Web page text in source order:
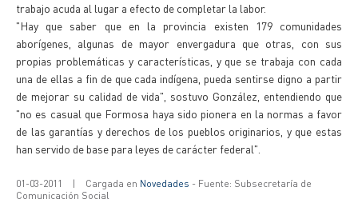
trabajo acuda al lugar a efecto de completar la labor.
"Hay que saber que en la provincia existen 179 comunidades
aborígenes, algunas de mayor envergadura que otras, con sus
propias problemáticas y características, y que se trabaja con cada
una de ellas a fin de que cada indígena, pueda sentirse digno a partir
de mejorar su calidad de vida", sostuvo González, entendiendo que
"no es casual que Formosa haya sido pionera en la normas a favor
de las garantías y derechos de los pueblos originarios, y que estas
han servido de base para leyes de carácter federal".
01-03-2011 | Cargada en Novedades - Fuente: Subsecretaría de
Comunicación Social